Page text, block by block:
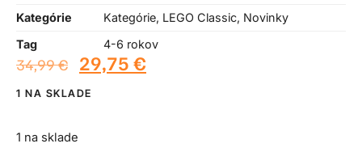
Kategórie
Kategórie, LEGO Classic, Novinky
Tag
4-6 rokov
34,99€ 29,75 €
1 NA SKLADE
1 na sklade